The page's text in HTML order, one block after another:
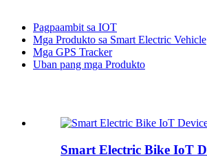
Pagpaambit sa IOT
Mga Produkto sa Smart Electric Vehicle
Mga GPS Tracker
Uban pang mga Produkto
Smart Electric Bike IoT